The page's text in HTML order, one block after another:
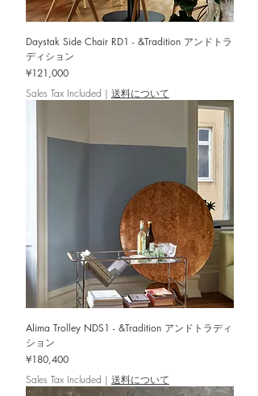
Daystak Side Chair RD1 - &Tradition アンドトラ
ディション
Price
¥121,000
Sales Tax Included | 送料について
Alima Trolley NDS1 - &Tradition アンドトラディ
ション
Price
¥180,400
Sales Tax Included | 送料について